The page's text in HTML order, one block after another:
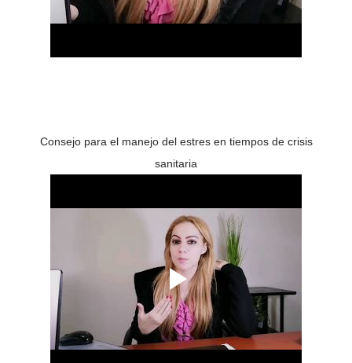
Consejo para el manejo del estres en tiempos de crisis
sanitaria